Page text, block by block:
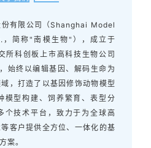
份有限公司（Shanghai Model
简称"南模生物"），成立于
科创板上市高科技生物公司
始终以编辑基因、解码生命为
，打造了以基因修饰动物模型
模型构建、饲养繁育、表型分
个技术平台，致力于为全球高
客户提供全方位、一体化的基
案。